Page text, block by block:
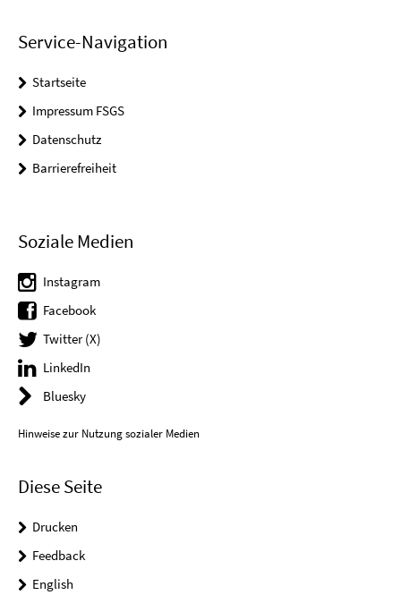
Service-Navigation
Startseite
Impressum FSGS
Datenschutz
Barrierefreiheit
Soziale Medien
Instagram
Facebook
Twitter (X)
LinkedIn
Bluesky
Hinweise zur Nutzung sozialer Medien
Diese Seite
Drucken
Feedback
English